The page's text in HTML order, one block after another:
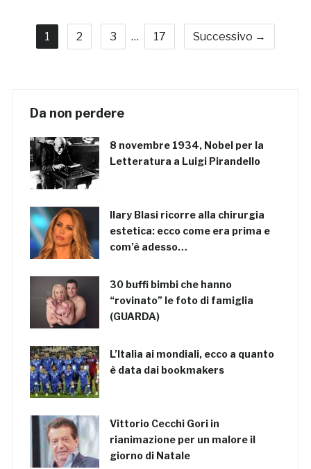
1 2 3 … 17 Successivo →
Da non perdere
8 novembre 1934, Nobel per la
Letteratura a Luigi Pirandello
Ilary Blasi ricorre alla chirurgia
estetica: ecco come era prima e
com’è adesso…
30 buffi bimbi che hanno
“rovinato” le foto di famiglia
(GUARDA)
L’Italia ai mondiali, ecco a quanto
è data dai bookmakers
Vittorio Cecchi Gori in
rianimazione per un malore il
giorno di Natale